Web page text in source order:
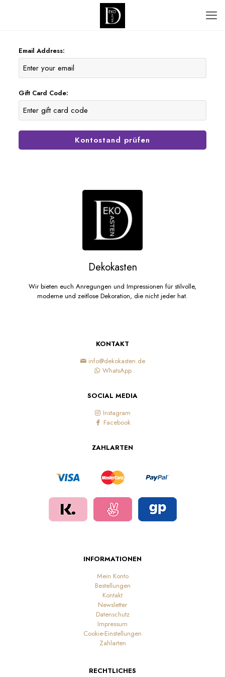
Email Address:
Gift Card Code:
Kontostand prüfen
Dekokasten
Wir bieten euch Anregungen und Impressionen für stilvolle,
moderne und zeitlose Dekoration, die nicht jeder hat.
KONTAKT
info@dekokasten.de
WhatsApp
SOCIAL MEDIA
Instagram
Facebook
ZAHLARTEN
INFORMATIONEN
Mein Konto
Bestellungen
Kontakt
Newsletter
Datenschutz
Impressum
Cookie-Einstellungen
Zahlarten
RECHTLICHES